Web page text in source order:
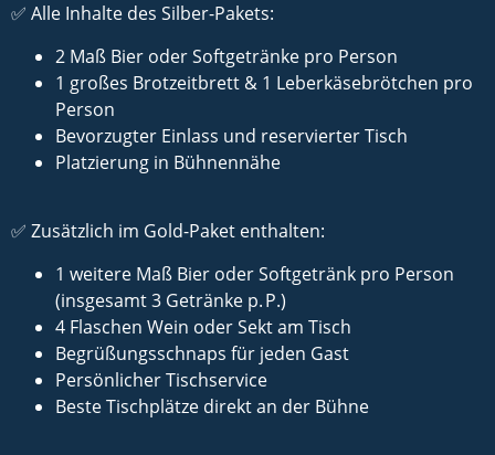
✅ Alle Inhalte des Silber-Pakets:
2 Maß Bier oder Softgetränke pro Person
1 großes Brotzeitbrett & 1 Leberkäsebrötchen pro
Person
Bevorzugter Einlass und reservierter Tisch
Platzierung in Bühnennähe
✅ Zusätzlich im Gold-Paket enthalten:
1 weitere Maß Bier oder Softgetränk pro Person
(insgesamt 3 Getränke p. P.)
4 Flaschen Wein oder Sekt am Tisch
Begrüßungsschnaps für jeden Gast
Persönlicher Tischservice
Beste Tischplätze direkt an der Bühne